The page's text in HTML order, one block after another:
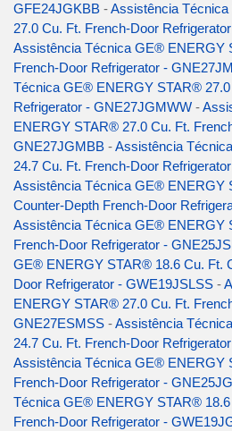
GFE24JGKBB -Assistência
27.0 Cu. Ft. French-Door
Assistência Técnica GE® ENERGY
French-Door Refrigerator -
Técnica GE® ENERGY STAR®
Refrigerator - GNE27JGMWW -
ENERGY STAR® 27.0 Cu. Ft.
GNE27JGMBB -Assistência
24.7 Cu. Ft. French-Door
Assistência Técnica GE® ENERGY
Counter-Depth French-Door
Assistência Técnica GE® ENERGY
French-Door Refrigerator -
GE® ENERGY STAR® 18.6 Cu. Ft.
Door Refrigerator - GWE19JSLSS -
ENERGY STAR® 27.0 Cu. Ft.
GNE27ESMSS -Assistência
24.7 Cu. Ft. French-Door
Assistência Técnica GE® ENERGY
French-Door Refrigerator -
Técnica GE® ENERGY STAR®
French-Door Refrigerator -